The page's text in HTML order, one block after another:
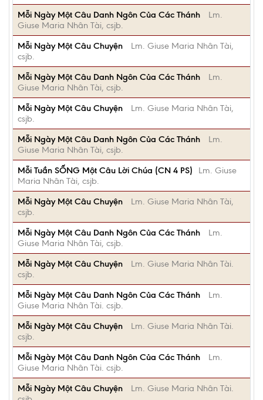
Mỗi Ngày Một Câu Danh Ngôn Của Các Thánh
Lm.
Giuse Maria Nhân Tài, csjb.
Mỗi Ngày Một Câu Chuyện
Lm. Giuse Maria Nhân Tài,
csjb.
Mỗi Ngày Một Câu Danh Ngôn Của Các Thánh
Lm.
Giuse Maria Nhân Tài, csjb.
Mỗi Ngày Một Câu Chuyện
Lm. Giuse Maria Nhân Tài,
csjb.
Mỗi Ngày Một Câu Danh Ngôn Của Các Thánh
Lm.
Giuse Maria Nhân Tài, csjb.
Mỗi Tuần SỐNG Một Câu Lời Chúa (CN 4 PS)
Lm. Giuse
Maria Nhân Tài, csjb.
Mỗi Ngày Một Câu Chuyện
Lm. Giuse Maria Nhân Tài,
csjb.
Mỗi Ngày Một Câu Danh Ngôn Của Các Thánh
Lm.
Giuse Maria Nhân Tài, csjb.
Mỗi Ngày Một Câu Chuyện
Lm. Giuse Maria Nhân Tài.
csjb.
Mỗi Ngày Một Câu Danh Ngôn Của Các Thánh
Lm.
Giuse Maria Nhân Tài. csjb.
Mỗi Ngày Một Câu Chuyện
Lm. Giuse Maria Nhân Tài.
csjb.
Mỗi Ngày Một Câu Danh Ngôn Của Các Thánh
Lm.
Giuse Maria Nhân Tài. csjb.
Mỗi Ngày Một Câu Chuyện
Lm. Giuse Maria Nhân Tài.